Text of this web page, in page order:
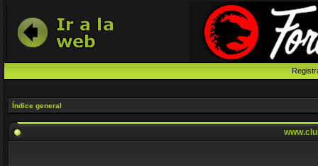
Índice general